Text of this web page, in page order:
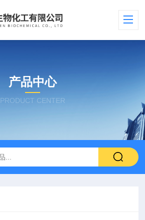
产品中心
PRODUCT CENTER